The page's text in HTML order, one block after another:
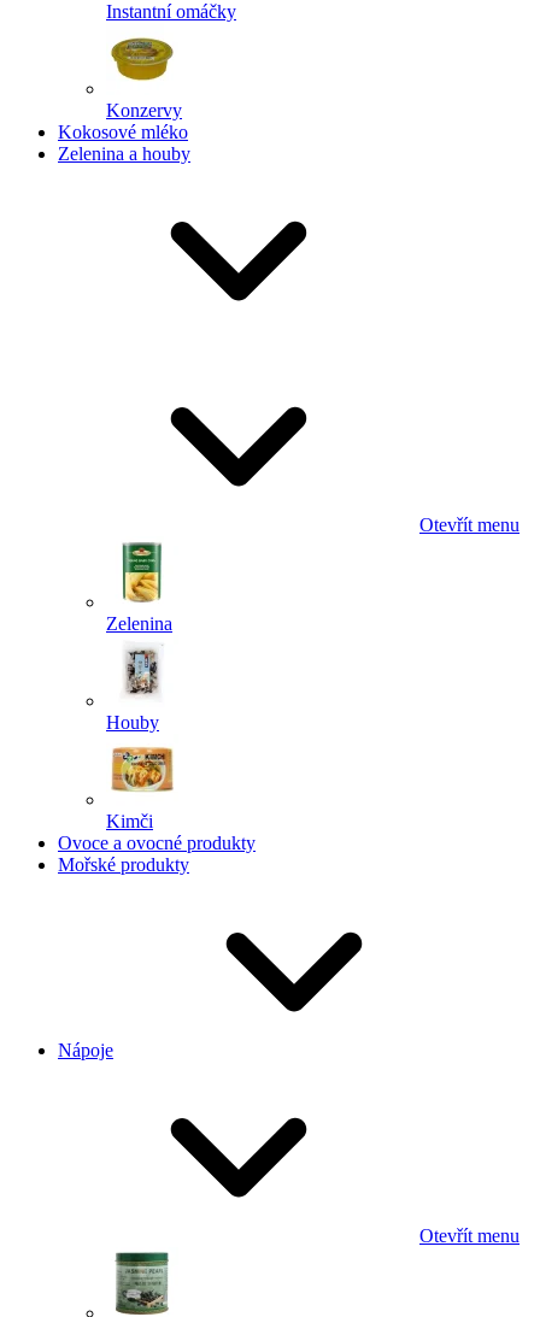
Instantní omáčky
Konzervy
Kokosové mléko
Zelenina a houby
Otevřít menu
Zelenina
Houby
Kimči
Ovoce a ovocné produkty
Mořské produkty
Nápoje
Otevřít menu